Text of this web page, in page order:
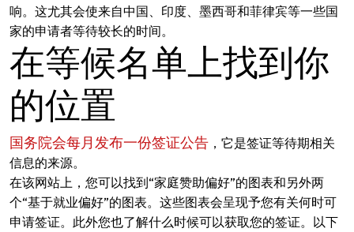
响。这尤其会使来自中国、印度、墨西哥和菲律宾等一些国
家的申请者等待较长的时间。
在等候名单上找到你
的位置
国务院会每月发布一份签证公告 ，它是签证等待期相关
信息的来源。
在该网站上，您可以找到“家庭赞助偏好”的图表和另外两
个“基于就业偏好”的图表。这些图表会呈现予您有关何时可
申请签证。此外您也了解什么时候可以获取您的签证。以下